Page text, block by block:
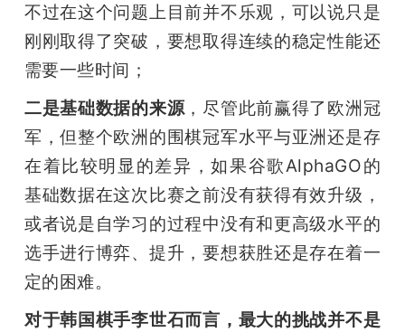
不过在这个问题上目前并不乐观，可以说只是
刚刚取得了突破，要想取得连续的稳定性能还
需要一些时间；
二是基础数据的来源，尽管此前赢得了欧洲冠
军，但整个欧洲的围棋冠军水平与亚洲还是存
在着比较明显的差异，如果谷歌AlphaGO的
基础数据在这次比赛之前没有获得有效升级，
或者说是自学习的过程中没有和更高级水平的
选手进行博弈、提升，要想获胜还是存在着一
定的困难。
对于韩国棋手李世石而言，最大的挑战并不是